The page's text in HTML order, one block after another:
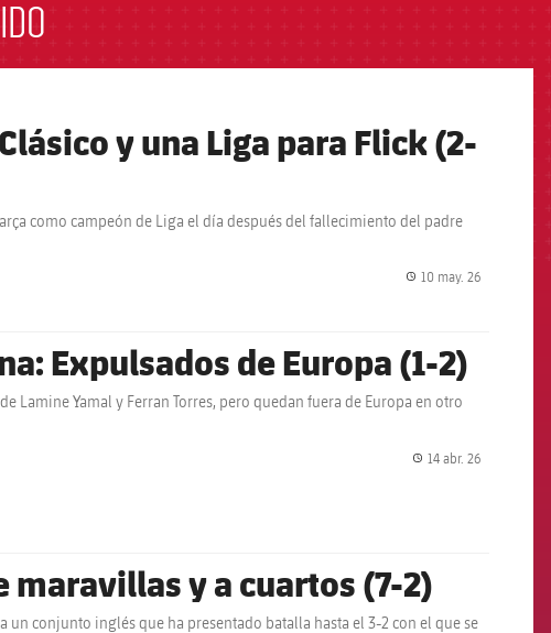
y una Liga para Flick (2-
como campeón de Liga el día después del fallecimiento del padre
10 may. 26
Expulsados de Europa (1-2)
Lamine Yamal y Ferran Torres, pero quedan fuera de Europa en otro
14 abr. 26
maravillas y a cuartos (7-2)
conjunto inglés que ha presentado batalla hasta el 3-2 con el que se